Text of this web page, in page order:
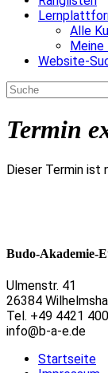
Alle
Meine
Website-
Termin
Dieser Termin ist
Budo-Akademie-
Ulmenstr. 41
26384
Tel. +49 4421
info@b-a-e.de
Startseite